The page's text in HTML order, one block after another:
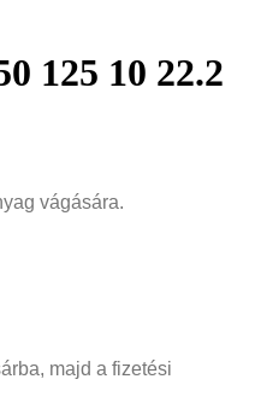
125 10 22.2
vágására.
majd a fizetési